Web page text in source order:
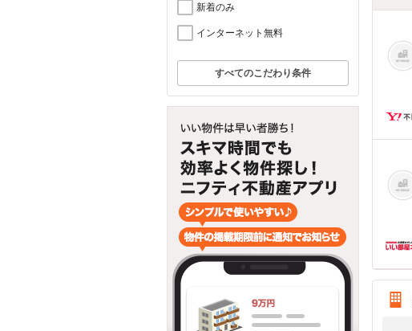
新着のみ
インターネット無料
すべてのこだわり条件